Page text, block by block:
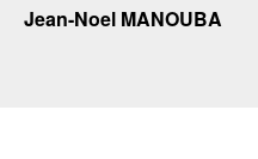
Jean-Noel MANOUBA